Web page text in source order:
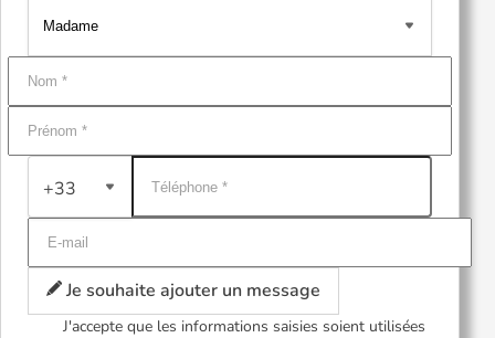
+33
Je souhaite ajouter un message
J'accepte que les informations saisies soient utilisées